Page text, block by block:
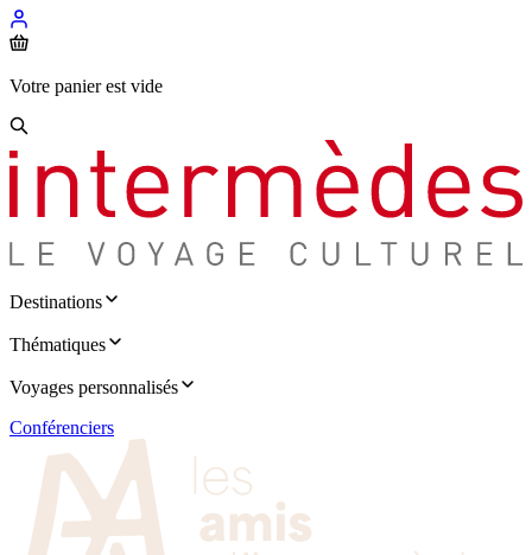
Votre panier est vide
Destinations
Thématiques
Voyages personnalisés
Conférenciers